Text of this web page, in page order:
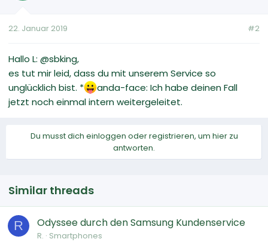
22. Januar 2019 #2
Hallo L: @sbking,
es tut mir leid, dass du mit unserem Service so
unglücklich bist. *
anda-face: Ich habe deinen Fall
jetzt noch einmal intern weitergeleitet.
Du musst dich einloggen oder registrieren, um hier zu
antworten.
Similar threads
R Odyssee durch den Samsung Kundenservice
R. Smartphones